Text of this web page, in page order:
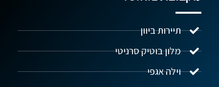
תיירות ביוון
מלון בוטיק סרניטי
וילה אגפי
נדל"ן ביוון G.R.E